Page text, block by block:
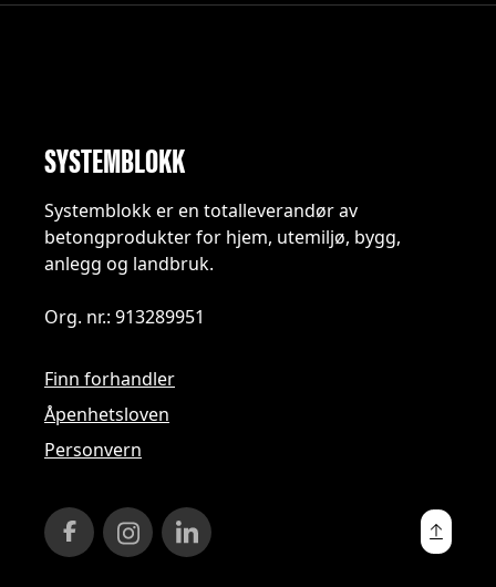
SYSTEMBLOKK
Systemblokk er en totalleverandør av
betongprodukter for hjem, utemiljø, bygg,
anlegg og landbruk.
Org. nr.: 913289951
Finn forhandler
Åpenhetsloven
Personvern